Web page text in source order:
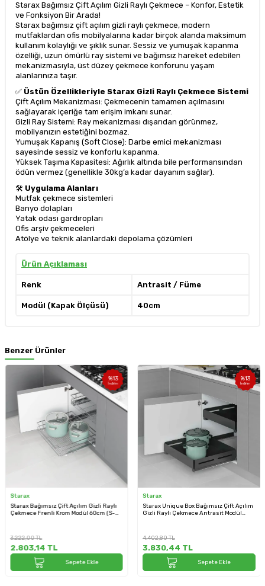
Starax Bağımsız Çift Açılım Gizli Raylı Çekmece – Konfor, Estetik
ve Fonksiyon Bir Arada!
Starax bağımsız çift açılım gizli raylı çekmece, modern
mutfaklardan ofis mobilyalarına kadar birçok alanda maksimum
kullanım kolaylığı ve şıklık sunar. Sessiz ve yumuşak kapanma
özelliği, uzun ömürlü ray sistemi ve bağımsız hareket edebilen
mekanizmasıyla, üst düzey çekmece konforunu yaşam
alanlarınıza taşır.
✅ Üstün Özellikleriyle Starax Gizli Raylı Çekmece Sistemi
Çift Açılım Mekanizması: Çekmecenin tamamen açılmasını
sağlayarak içeriğe tam erişim imkanı sunar.
Gizli Ray Sistemi: Ray mekanizması dışarıdan görünmez,
mobilyanızın estetiğini bozmaz.
Yumuşak Kapanış (Soft Close): Darbe emici mekanizması
sayesinde sessiz ve konforlu kapanma.
Yüksek Taşıma Kapasitesi: Ağırlık altında bile performansından
ödün vermez (genellikle 30kg’a kadar dayanım sağlar).
🛠 Uygulama Alanları
Mutfak çekmece sistemleri
Banyo dolapları
Yatak odası gardıropları
Ofis arşiv çekmeceleri
Atölye ve teknik alanlardaki depolama çözümleri
Ürün Açıklaması
Renk Antrasit / Füme
Modül (Kapak Ölçüsü) 40cm
Benzer Ürünler
%13
İndirim
Starax
Starax Bağımsız Çift Açılım Gizli Raylı
Çekmece Frenli Krom Modül 60cm (S-
3.222,00TL
2.803,14 TL
Sepete Ekle
%13
İndirim
Starax
Starax Unique Box Bağımsız Çift Açılım
Gizli Raylı Çekmece Antrasit Modül
4.402,80TL
3.830,44 TL
Sepete Ekle